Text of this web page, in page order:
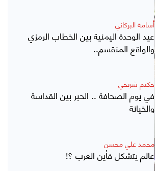
أسامة البركاني
عيد الوحدة اليمنية بين الخطاب الرمزي
والواقع المنقسم..
حكيم شريحي
في يوم الصحافة .. الحبر بين القداسة
والخيانة
محمد علي محسن
عالم يتشكل فأين العرب ؟!